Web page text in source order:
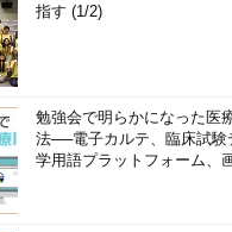
指す (1/2)
勉強会で明らかになった医
法──電子カルテ、臨床試験
学用語プラットフォーム、